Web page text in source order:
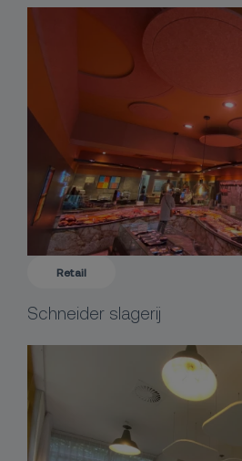
Retail
Schneider slagerij